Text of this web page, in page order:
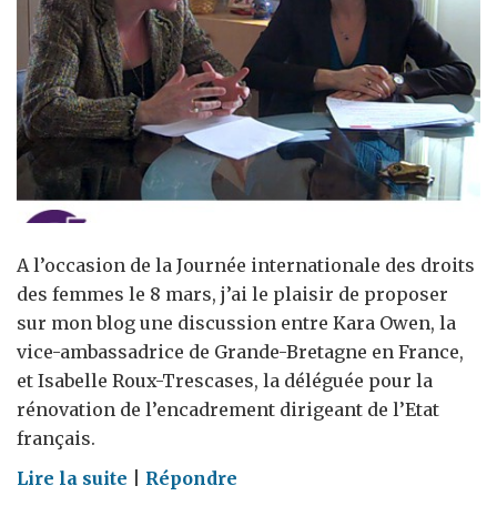
A l’occasion de la Journée internationale des droits
des femmes le 8 mars, j’ai le plaisir de proposer
sur mon blog une discussion entre Kara Owen, la
vice-ambassadrice de Grande-Bretagne en France,
et Isabelle Roux-Trescases, la déléguée pour la
rénovation de l’encadrement dirigeant de l’Etat
français.
Lire la suite onRépondre